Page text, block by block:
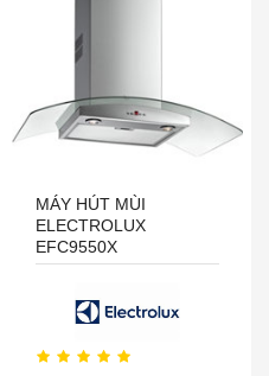
MÁY HÚT MÙI
ELECTROLUX
EFC9550X